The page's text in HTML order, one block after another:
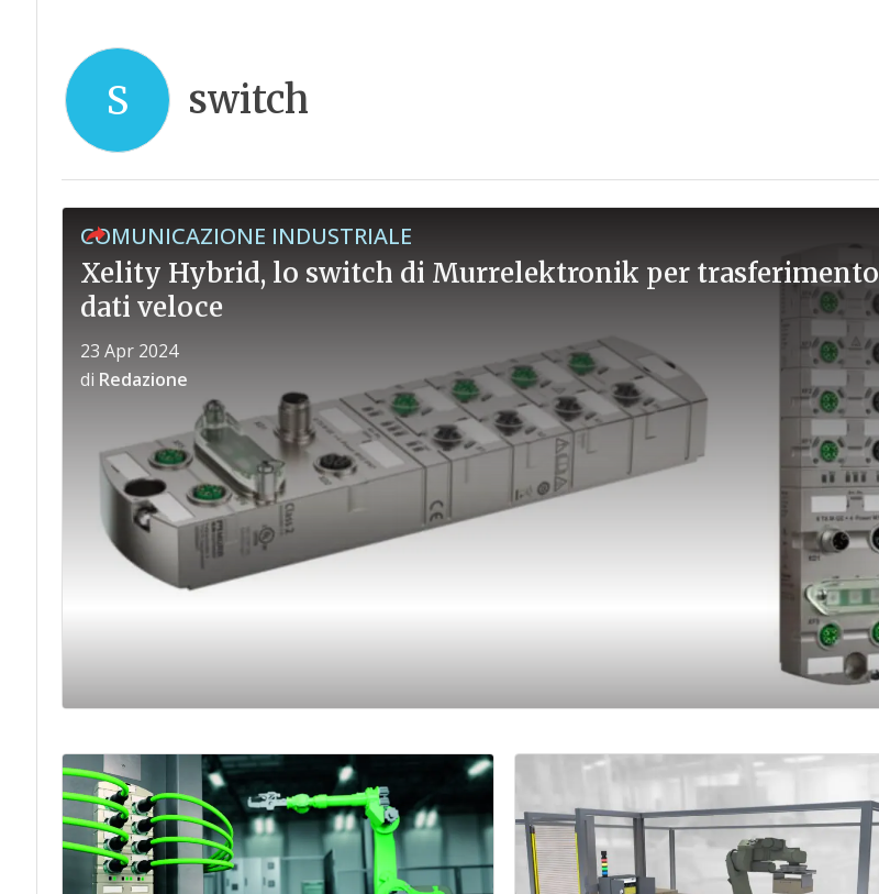
S switch
COMUNICAZIONE INDUSTRIALE
Xelity Hybrid, lo switch di Murrelektronik per trasferimento
dati veloce
23 Apr 2024
di Redazione